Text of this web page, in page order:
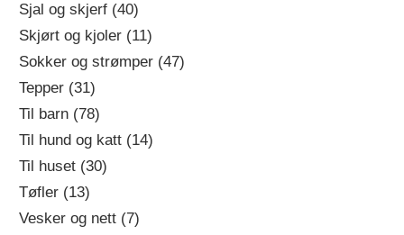
Sjal og skjerf (40)
Skjørt og kjoler (11)
Sokker og strømper (47)
Tepper (31)
Til barn (78)
Til hund og katt (14)
Til huset (30)
Tøfler (13)
Vesker og nett (7)